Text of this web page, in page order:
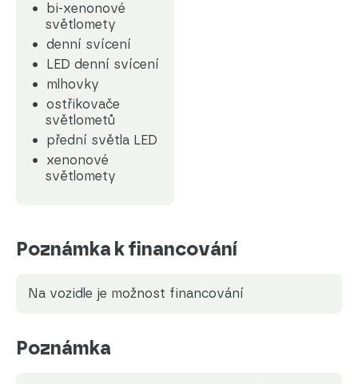
bi-xenonové
světlomety
denní svícení
LED denní svícení
mlhovky
ostřikovače
světlometů
přední světla LED
xenonové
světlomety
Poznámka k financování
Na vozidle je možnost financování
Poznámka